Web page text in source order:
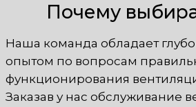
Почему
Наша команда обладает
опытом по вопросам
функционирования
Заказав у нас обслуживание